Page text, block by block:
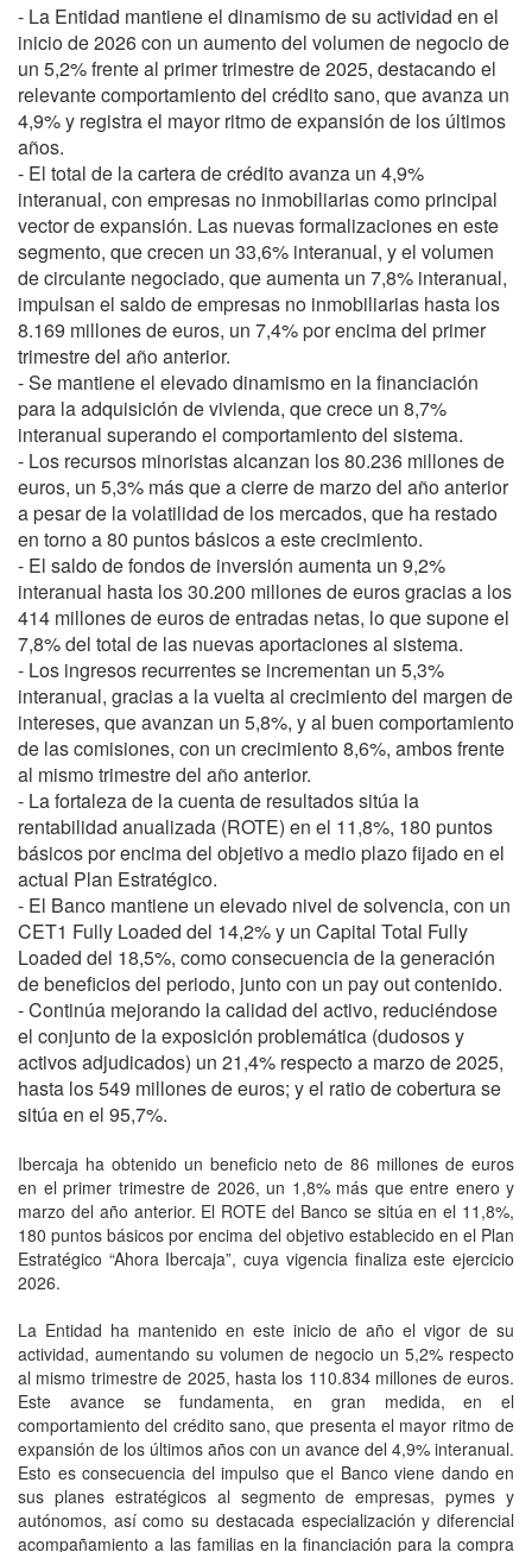
- La Entidad mantiene el dinamismo de su actividad en el
inicio de 2026 con un aumento del volumen de negocio de
un 5,2% frente al primer trimestre de 2025, destacando el
relevante comportamiento del crédito sano, que avanza un
4,9% y registra el mayor ritmo de expansión de los últimos
años.
- El total de la cartera de crédito avanza un 4,9%
interanual, con empresas no inmobiliarias como principal
vector de expansión. Las nuevas formalizaciones en este
segmento, que crecen un 33,6% interanual, y el volumen
de circulante negociado, que aumenta un 7,8% interanual,
impulsan el saldo de empresas no inmobiliarias hasta los
8.169 millones de euros, un 7,4% por encima del primer
trimestre del año anterior.
- Se mantiene el elevado dinamismo en la financiación
para la adquisición de vivienda, que crece un 8,7%
interanual superando el comportamiento del sistema.
- Los recursos minoristas alcanzan los 80.236 millones de
euros, un 5,3% más que a cierre de marzo del año anterior
a pesar de la volatilidad de los mercados, que ha restado
en torno a 80 puntos básicos a este crecimiento.
- El saldo de fondos de inversión aumenta un 9,2%
interanual hasta los 30.200 millones de euros gracias a los
414 millones de euros de entradas netas, lo que supone el
7,8% del total de las nuevas aportaciones al sistema.
- Los ingresos recurrentes se incrementan un 5,3%
interanual, gracias a la vuelta al crecimiento del margen de
intereses, que avanzan un 5,8%, y al buen comportamiento
de las comisiones, con un crecimiento 8,6%, ambos frente
al mismo trimestre del año anterior.
- La fortaleza de la cuenta de resultados sitúa la
rentabilidad anualizada (ROTE) en el 11,8%, 180 puntos
básicos por encima del objetivo a medio plazo fijado en el
actual Plan Estratégico.
- El Banco mantiene un elevado nivel de solvencia, con un
CET1 Fully Loaded del 14,2% y un Capital Total Fully
Loaded del 18,5%, como consecuencia de la generación
de beneficios del periodo, junto con un pay out contenido.
- Continúa mejorando la calidad del activo, reduciéndose
el conjunto de la exposición problemática (dudosos y
activos adjudicados) un 21,4% respecto a marzo de 2025,
hasta los 549 millones de euros; y el ratio de cobertura se
sitúa en el 95,7%.
Ibercaja ha obtenido un beneficio neto de 86 millones de euros
en el primer trimestre de 2026, un 1,8% más que entre enero y
marzo del año anterior. El ROTE del Banco se sitúa en el 11,8%,
180 puntos básicos por encima del objetivo establecido en el Plan
Estratégico “Ahora Ibercaja”, cuya vigencia finaliza este ejercicio
2026.
La Entidad ha mantenido en este inicio de año el vigor de su
actividad, aumentando su volumen de negocio un 5,2% respecto
al mismo trimestre de 2025, hasta los 110.834 millones de euros.
Este avance se fundamenta, en gran medida, en el
comportamiento del crédito sano, que presenta el mayor ritmo de
expansión de los últimos años con un avance del 4,9% interanual.
Esto es consecuencia del impulso que el Banco viene dando en
sus planes estratégicos al segmento de empresas, pymes y
autónomos, así como su destacada especialización y diferencial
acompañamiento a las familias en la financiación para la compra